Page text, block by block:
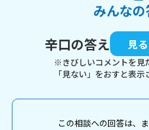
みんな
辛口の答え
見る
※きびしいコメントを見
「見ない」をおすと表示
この相談への回答は、